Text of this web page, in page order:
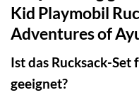
Kid Playmobil
Adventures of
Ist das Rucksack-
geeignet?